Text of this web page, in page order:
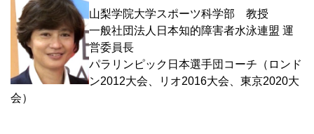
山梨学院大学スポーツ科学部 教授
一般社団法人日本知的障害者水泳連盟 運
営委員長
パラリンピック日本選手団コーチ（ロンド
ン2012大会、リオ2016大会、東京2020大
会）